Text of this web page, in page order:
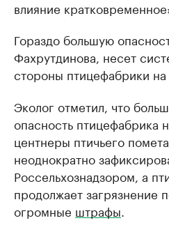
влияние
Гораздо большую
Фахрутдинова, несет
стороны птицефабрики
Эколог отметил, что
опасность птицефабрика
центнеры птичьего
неоднократно
Россельхознадзором, а
продолжает загрязнение
огромные штрафы